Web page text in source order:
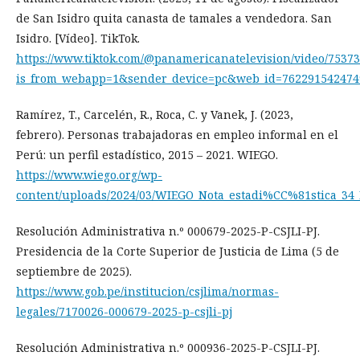
de San Isidro quita canasta de tamales a vendedora. San
Isidro. [Vídeo]. TikTok.
https://www.tiktok.com/@panamericanatelevision/video/
Ramírez, T., Carcelén, R., Roca, C. y Vanek, J. (2023,
febrero). Personas trabajadoras en empleo informal en el
Perú: un perfil estadístico, 2015 – 2021. WIEGO.
https://www.wiego.org/wp-
content/uploads/2024/03/
Resolución Administrativa n.º 000679-2025-P-CSJLI-PJ.
Presidencia de la Corte Superior de Justicia de Lima (5 de
septiembre de 2025).
https://www.gob.pe/institucion/csjlima/normas-
legales/7170026-000679-2025-p-csjli-pj
Resolución Administrativa n.º 000936-2025-P-CSJLI-PJ.